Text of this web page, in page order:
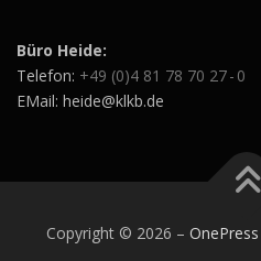
Büro Heide:
Telefon: +49 (0)4 81 78 70 27 - 0
EMail: heide@klkb.de
Copyright © 2026 – OnePress